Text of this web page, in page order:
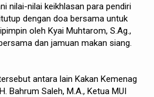
nilai-nilai keikhlasan para pendiri
dengan doa bersama untuk
oleh Kyai Muhtarom, S.Ag.,
dan jamuan makan siang.
antara lain Kakan Kemenag
Bahrum Saleh, M.A., Ketua MUI